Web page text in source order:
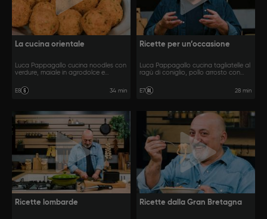
La cucina orientale
Luca Pappagallo cucina noodles con
verdure, maiale in agrodolce e
E8 34 min
Ricette per un’occasione
Luca Pappagallo cucina tagliatelle al
ragù di coniglio, pollo arrosto con
agrodolce.
E7 28 min
Ricette lombarde Ricette dalla Gran Bretagna